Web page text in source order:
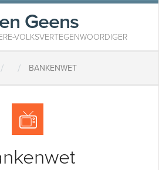
Geens
VOLKSVERTEGENWOORDIGER
/ / BANKENWET